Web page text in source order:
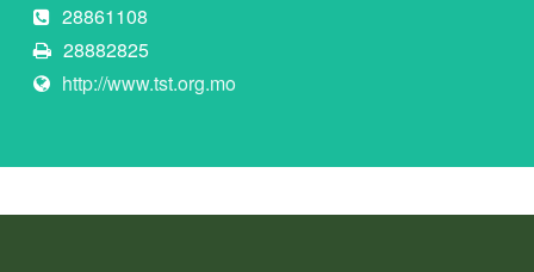
28861108
28882825
http://www.tst.org.mo